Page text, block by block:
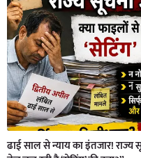
ढाई साल से न्याय का इंतजार!